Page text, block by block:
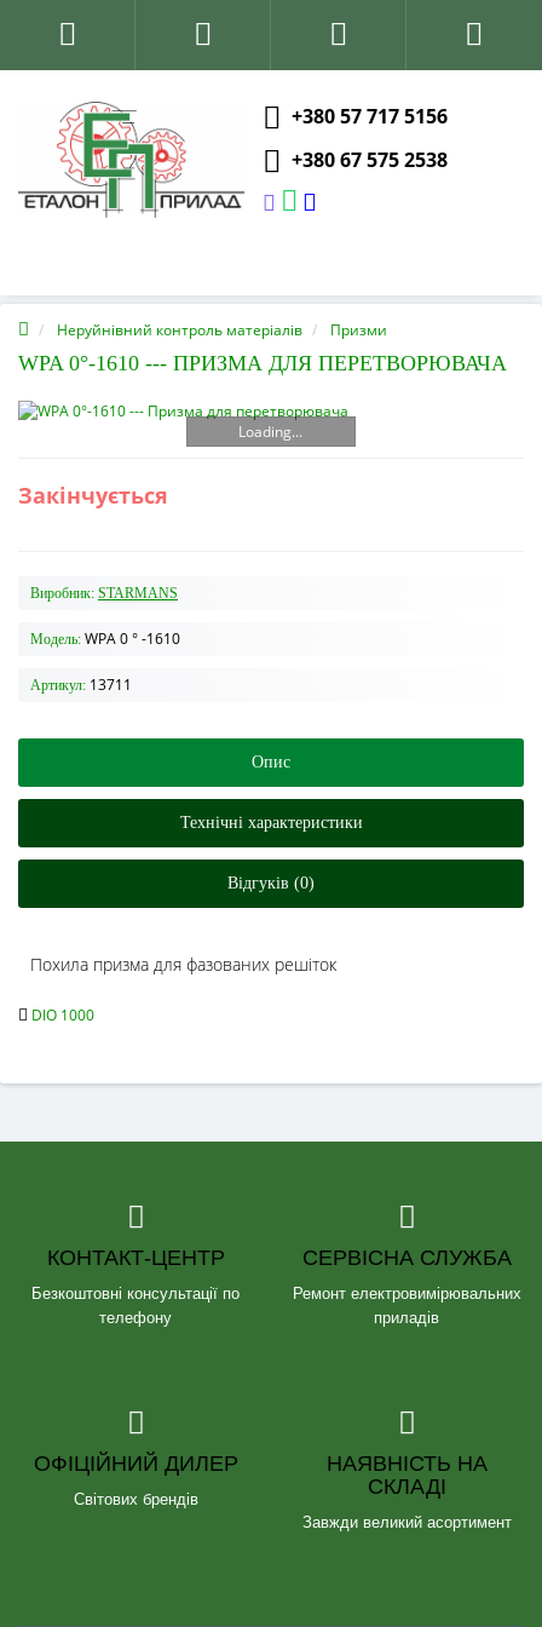
+380 57 717 5156
+380 67 575 2538
Неруйнівний контроль матеріалів Призми
WPA 0°-1610 --- ПРИЗМА ДЛЯ ПЕРЕТВОРЮВАЧА
Loading...
Закінчується
Виробник: STARMANS
Модель: WPA 0 ° -1610
Артикул: 13711
Опис
Технічні характеристики
Відгуків (0)
Похила призма для фазованих решіток
DIO 1000
КОНТАКТ-ЦЕНТР
Безкоштовні консультації по
телефону
СЕРВІСНА СЛУЖБА
Ремонт електровимірювальних
приладів
ОФІЦІЙНИЙ ДИЛЕР
Світових брендів
НАЯВНІСТЬ НА
СКЛАДІ
Завжди великий асортимент